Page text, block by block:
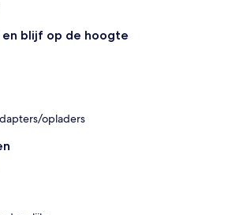
blijf op de hoogte
opladers